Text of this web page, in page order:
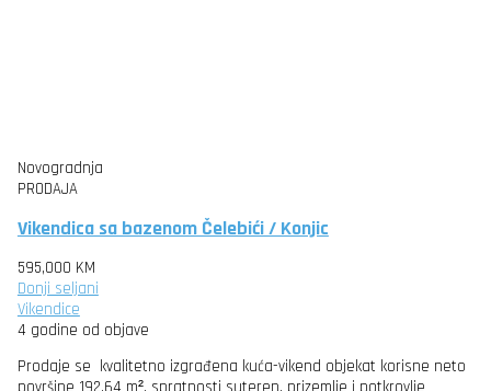
Novogradnja
PRODAJA
Vikendica sa bazenom Čelebići / Konjic
595,000 KM
Donji seljani
Vikendice
4 godine od objave
Prodaje se kvalitetno izgrađena kuća-vikend objekat korisne neto